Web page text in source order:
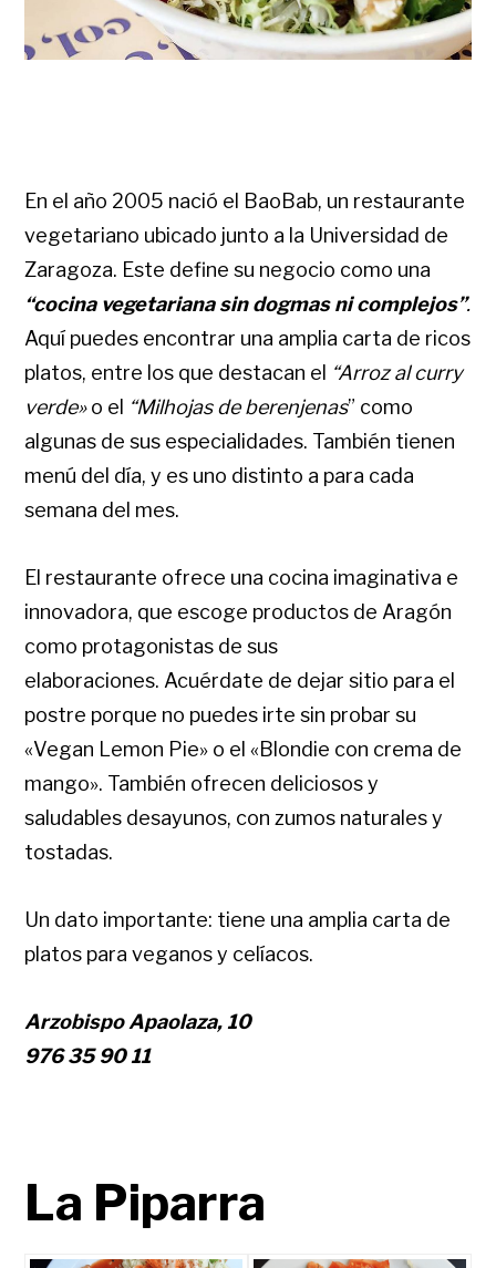
En el año 2005 nació el BaoBab, un restaurante
vegetariano ubicado junto a la Universidad de
Zaragoza. Este define su negocio como una
“cocina vegetariana sin dogmas ni complejos”.
Aquí puedes encontrar una amplia carta de ricos
platos, entre los que destacan el “Arroz al curry
verde»o el “Milhojas de berenjenas” como
algunas de sus especialidades. También tienen
menú del día, y es uno distinto a para cada
semana del mes.
El restaurante ofrece una cocina imaginativa e
innovadora, que escoge productos de Aragón
como protagonistas de sus
elaboraciones. Acuérdate de dejar sitio para el
postre porque no puedes irte sin probar su
«Vegan Lemon Pie» o el «Blondie con crema de
mango». También ofrecen deliciosos y
saludables desayunos, con zumos naturales y
tostadas.
Un dato importante: tiene una amplia carta de
platos para veganos y celíacos.
Arzobispo Apaolaza, 10
976 35 90 11
La Piparra